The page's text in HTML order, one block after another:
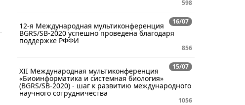
598
16/07
12-я Международная мультиконференция
BGRS/SB-2020 успешно проведена благодаря
поддержке РФФИ
856
15/07
XII Международная мультиконференция
«Биоинформатика и системная биология»
(BGRS/SB-2020) - шаг к развитию международного
научного сотрудничества
1056